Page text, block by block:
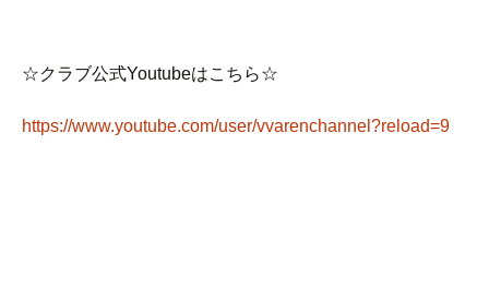
☆クラブ公式Youtubeはこちら☆
https://www.youtube.com/user/vvarenchannel?reload=9